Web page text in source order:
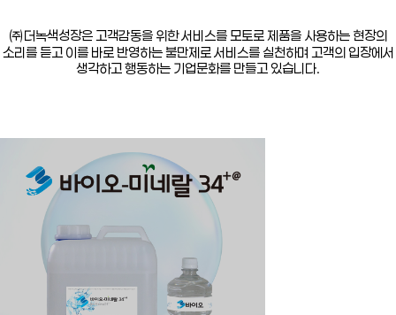
㈜더녹색성장은 고객감동을 위한 서비스를 모토로 제품을 사용하는 현장의
소리를 듣고 이를 바로 반영하는 불만제로 서비스를 실천하며 고객의 입장에서
생각하고 행동하는 기업문화를 만들고 있습니다.